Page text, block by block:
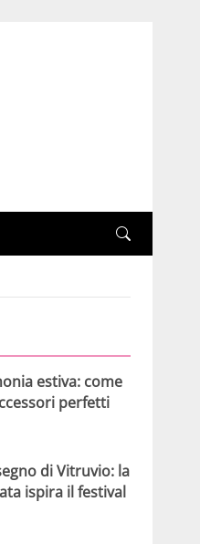
estiva: come
perfetti
di Vitruvio: la
ispira il festival